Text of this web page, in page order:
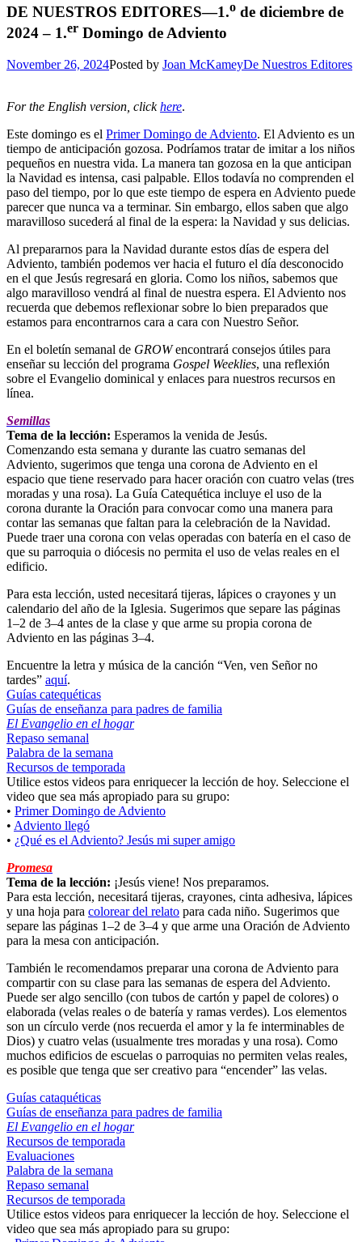
DE NUESTROS EDITORES—1.o de diciembre de
2024 – 1.er Domingo de Adviento
November 26, 2024Posted by Joan McKameyDe Nuestros Editores
For the English version, clickhere.
Este domingo es el Primer Domingo de Adviento. El Adviento es un
tiempo de anticipación gozosa. Podríamos tratar de imitar a los niños
pequeños en nuestra vida. La manera tan gozosa en la que anticipan
la Navidad es intensa, casi palpable. Ellos todavía no comprenden el
paso del tiempo, por lo que este tiempo de espera en Adviento puede
parecer que nunca va a terminar. Sin embargo, ellos saben que algo
maravilloso sucederá al final de la espera: la Navidad y sus delicias.
Al prepararnos para la Navidad durante estos días de espera del
Adviento, también podemos ver hacia el futuro el día desconocido
en el que Jesús regresará en gloria. Como los niños, sabemos que
algo maravilloso vendrá al final de nuestra espera. El Adviento nos
recuerda que debemos reflexionar sobre lo bien preparados que
estamos para encontrarnos cara a cara con Nuestro Señor.
En el boletín semanal de GROWencontrará consejos útiles para
enseñar su lección del programa Gospel Weeklies, una reflexión
sobre el Evangelio dominical y enlaces para nuestros recursos en
línea.
Semillas
Tema de la lección: Esperamos la venida de Jesús.
Comenzando esta semana y durante las cuatro semanas del
Adviento, sugerimos que tenga una corona de Adviento en el
espacio que tiene reservado para hacer oración con cuatro velas (tres
moradas y una rosa). La Guía Catequética incluye el uso de la
corona durante la Oración para convocar como una manera para
contar las semanas que faltan para la celebración de la Navidad.
Puede traer una corona con velas operadas con batería en el caso de
que su parroquia o diócesis no permita el uso de velas reales en el
edificio.
Para esta lección, usted necesitará tijeras, lápices o crayones y un
calendario del año de la Iglesia. Sugerimos que separe las páginas
1–2 de 3–4 antes de la clase y que arme su propia corona de
Adviento en las páginas 3–4.
Encuentre la letra y música de la canción “Ven, ven Señor no
tardes” aquí.
Guías catequéticas
Guías de enseñanza para padres de familia
El Evangelio en el hogar
Repaso semanal
Palabra de la semana
Recursos de temporada
Utilice estos videos para enriquecer la lección de hoy. Seleccione el
video que sea más apropiado para su grupo:
• Primer Domingo de Adviento
• Adviento llegó
• ¿Qué es el Adviento? Jesús mi super amigo
Promesa
Tema de la lección: ¡Jesús viene! Nos preparamos.
Para esta lección, necesitará tijeras, crayones, cinta adhesiva, lápices
y una hoja para colorear del relato para cada niño. Sugerimos que
separe las páginas 1–2 de 3–4 y que arme una Oración de Adviento
para la mesa con anticipación.
También le recomendamos preparar una corona de Adviento para
compartir con su clase para las semanas de espera del Adviento.
Puede ser algo sencillo (con tubos de cartón y papel de colores) o
elaborada (velas reales o de batería y ramas verdes). Los elementos
son un círculo verde (nos recuerda el amor y la fe interminables de
Dios) y cuatro velas (usualmente tres moradas y una rosa). Como
muchos edificios de escuelas o parroquias no permiten velas reales,
es posible que tenga que ser creativo para “encender” las velas.
Guías cataquéticas
Guías de enseñanza para padres de familia
El Evangelio en el hogar
Recursos de temporada
Evaluaciones
Palabra de la semana
Repaso semanal
Recursos de temporada
Utilice estos videos para enriquecer la lección de hoy. Seleccione el
video que sea más apropiado para su grupo: